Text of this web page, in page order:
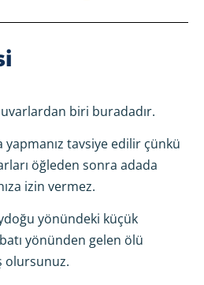
biri buradadır.
yapmanız tavsiye edilir çünkü
öğleden sonra adada
izin vermez.
yönündeki küçük
yönünden gelen ölü
olursunuz.